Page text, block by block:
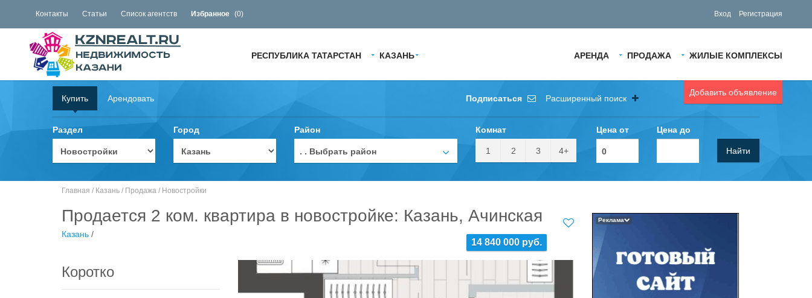
Контакты Статьи Список агентств Избранное (0) Вход Регистрация
АРЕНДА ПРОДАЖА ЖИЛЫЕ КОМПЛЕКСЫ
РЕСПУБЛИКА ТАТАРСТАН КАЗАНЬ
Добавить объявление
Купить Арендовать Подписаться Расширенный поиск
Раздел Город Район
. . Выбрать район
Комнат
1 2 3 4+
Цена от Цена до
Найти
Главная / Казань / Продажа / Новостройки
Продается 2 ком. квартира в новостройке: Казань, Ачинская
14 840 000 руб.
Казань /
Коротко
Реклама